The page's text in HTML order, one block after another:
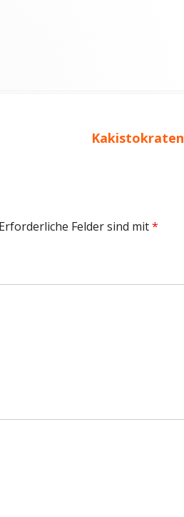
Nächster
Kakistokraten
Erforderliche Felder sind mit*